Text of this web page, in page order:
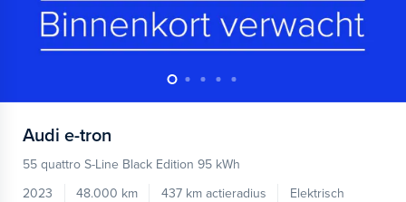
Audi e-tron
55 quattro S-Line Black Edition 95 kWh
2023
48.000 km 437 km actieradius
Elektrisch